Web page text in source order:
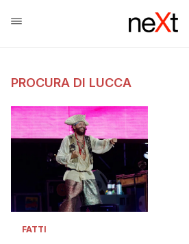
PROCURA DI LUCCA
FATTI